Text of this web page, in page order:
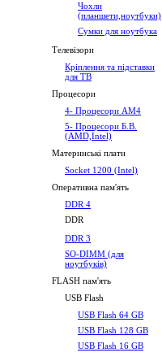
Чохли
(планшети,ноутбуки)
Сумки для ноутбука
Телевізори
Кріплення та підставки
для ТВ
Процесори
4- Процесори AM4
5- Процесори Б.В.
(AMD,Intel)
Материнські плати
Socket 1200 (Intel)
Оперативна пам'ять
DDR 4
DDR
DDR 3
SO-DIMM (для
ноутбуків)
FLASH пам'ять
USB Flash
USB Flash 64 GB
USB Flash 128 GB
USB Flash 16 GB